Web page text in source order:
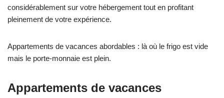
considérablement sur votre hébergement tout en profitant
pleinement de votre expérience.
Appartements de vacances abordables : là où le frigo est vide
mais le porte-monnaie est plein.
Appartements de vacances